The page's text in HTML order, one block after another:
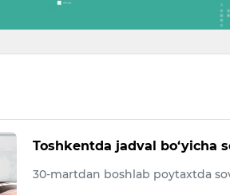
Toshkentda jadval bo‘yicha
30-martdan boshlab poytaxtda